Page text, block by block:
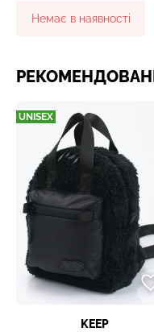
Немає в наявності
UNISEX
KEEP